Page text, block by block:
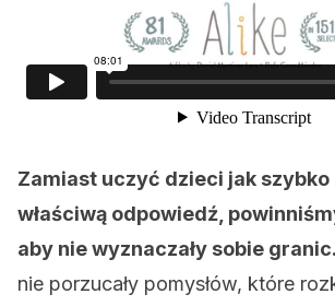
Zamiast uczyć dzieci jak szybko
właściwą odpowiedź,
aby nie wyznaczały sobie granic.
nie porzucały pomysłów, które